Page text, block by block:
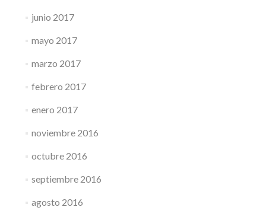
junio 2017
mayo 2017
marzo 2017
febrero 2017
enero 2017
noviembre 2016
octubre 2016
septiembre 2016
agosto 2016